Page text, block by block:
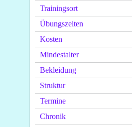
Trainingsort
Übungszeiten
Kosten
Mindestalter
Bekleidung
Struktur
Termine
Chronik